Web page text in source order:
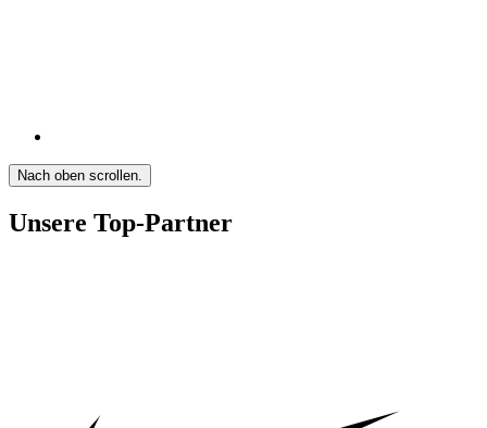
Nach oben scrollen.
Unsere Top-Partner